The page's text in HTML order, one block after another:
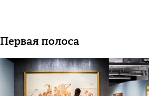
Первая полоса